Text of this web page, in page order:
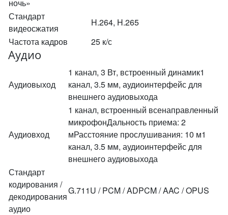
ночь»
Стандарт
видеосжатия
H.264, H.265
Частота кадров
25 к/с
Аудио
Аудиовыход
1 канал, 3 Вт, встроенный динамик1
канал, 3.5 мм, аудиоинтерфейс для
внешнего аудиовыхода
Аудиовход
1 канал, встроенный всенаправленный
микрофонДальность приема: 2
мРасстояние прослушивания: 10 м1
канал, 3.5 мм, аудиоинтерфейс для
внешнего аудиовыхода
Стандарт
кодирования /
декодирования
аудио
G.711U / PCM / ADPCM / AAC / OPUS